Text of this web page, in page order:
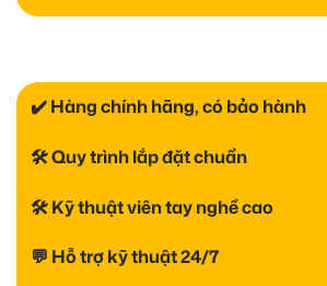
✔️ Hàng chính hãng, có bảo hành
🛠 Quy trình lắp đặt chuẩn
🛠 Kỹ thuật viên tay nghề cao
💬 Hỗ trợ kỹ thuật 24/7